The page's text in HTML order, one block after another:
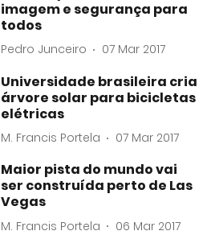
imagem e segurança para
todos
Pedro Junceiro 07 Mar 2017
Universidade brasileira cria
árvore solar para bicicletas
elétricas
M. Francis Portela 07 Mar 2017
Maior pista do mundo vai
ser construída perto de Las
Vegas
M. Francis Portela 06 Mar 2017